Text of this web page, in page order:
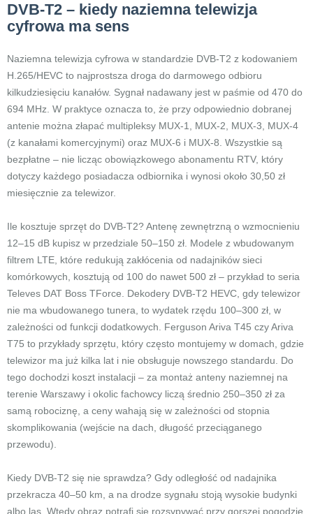
DVB-T2 – kiedy naziemna telewizja
cyfrowa ma sens
Naziemna telewizja cyfrowa w standardzie DVB-T2 z kodowaniem
H.265/HEVC to najprostsza droga do darmowego odbioru
kilkudziesięciu kanałów. Sygnał nadawany jest w paśmie od 470 do
694 MHz. W praktyce oznacza to, że przy odpowiednio dobranej
antenie można złapać multipleksy MUX-1, MUX-2, MUX-3, MUX-4
(z kanałami komercyjnymi) oraz MUX-6 i MUX-8. Wszystkie są
bezpłatne – nie licząc obowiązkowego abonamentu RTV, który
dotyczy każdego posiadacza odbiornika i wynosi około 30,50 zł
miesięcznie za telewizor.
Ile kosztuje sprzęt do DVB-T2? Antenę zewnętrzną o wzmocnieniu
12–15 dB kupisz w przedziale 50–150 zł. Modele z wbudowanym
filtrem LTE, które redukują zakłócenia od nadajników sieci
komórkowych, kosztują od 100 do nawet 500 zł – przykład to seria
Televes DAT Boss TForce. Dekodery DVB-T2 HEVC, gdy telewizor
nie ma wbudowanego tunera, to wydatek rzędu 100–300 zł, w
zależności od funkcji dodatkowych. Ferguson Ariva T45 czy Ariva
T75 to przykłady sprzętu, który często montujemy w domach, gdzie
telewizor ma już kilka lat i nie obsługuje nowszego standardu. Do
tego dochodzi koszt instalacji – za montaż anteny naziemnej na
terenie Warszawy i okolic fachowcy liczą średnio 250–350 zł za
samą robociznę, a ceny wahają się w zależności od stopnia
skomplikowania (wejście na dach, długość przeciąganego
przewodu).
Kiedy DVB-T2 się nie sprawdza? Gdy odległość od nadajnika
przekracza 40–50 km, a na drodze sygnału stoją wysokie budynki
albo las. Wtedy obraz potrafi się rozsypywać przy gorszej pogodzie.